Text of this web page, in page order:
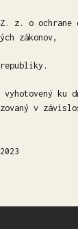
z. o ochrane
zákonov,
vyhotovený ku
v